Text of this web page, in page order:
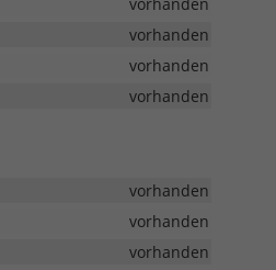
vorhanden
vorhanden
vorhanden
vorhanden
vorhanden
vorhanden